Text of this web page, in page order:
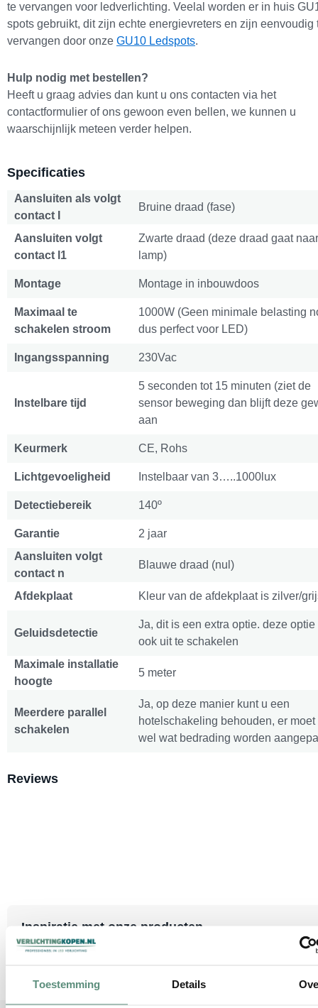
Toestemming Details
te vervangen voor ledverlichting. Veelal worden er in huis
spots gebruikt, dit zijn echte energievreters en zijn eenvoudig
vervangen door onze GU10 Ledspots.
Hulp nodig met bestellen?
Heeft u graag advies dan kunt u ons contacten via het
contactformulier of ons gewoon even bellen, we kunnen u
waarschijnlijk meteen verder helpen.
Specificaties
Aansluiten als volgt
contact I
Bruine draad (fase)
Aansluiten volgt
contact l1
Zwarte draad (deze draad gaat
lamp)
Montage Montage in inbouwdoos
Maximaal te
schakelen stroom
1000W (Geen minimale belasting
dus perfect voor LED)
Ingangsspanning 230Vac
Instelbare tijd
5 seconden tot 15 minuten (ziet de
sensor beweging dan blijft deze
aan
Keurmerk CE, Rohs
Lichtgevoeligheid Instelbaar van 3…..1000lux
Detectiebereik 140º
Garantie
2 jaar
Aansluiten volgt
contact n
Blauwe draad (nul)
Afdekplaat Kleur van de afdekplaat is zilver/
Geluidsdetectie
Ja, dit is een extra optie. deze optie
ook uit te schakelen
Maximale installatie
hoogte
5 meter
Meerdere parallel
schakelen
Ja, op deze manier kunt u een
hotelschakeling behouden, er moet
wel wat bedrading worden
Reviews
Inspiratie met onze producten